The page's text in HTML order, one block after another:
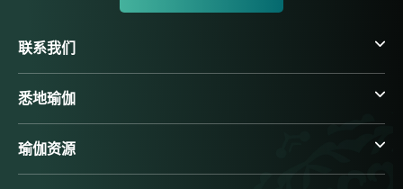
联系我们
悉地瑜伽
瑜伽资源